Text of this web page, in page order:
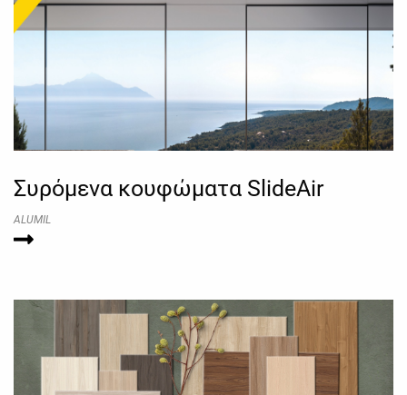
Συρόμενα κουφώματα SlideAir
ALUMIL